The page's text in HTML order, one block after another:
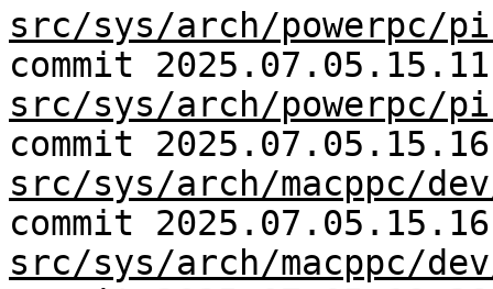
src/sys/arch/powerpc/
commit
src/sys/arch/powerpc/
commit
src/sys/arch/macppc/
commit
src/sys/arch/macppc/